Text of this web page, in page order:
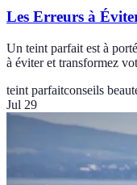
Les Erreurs à
Un teint parfait est à
à éviter et transformez
teint parfaitconseils
Jul 29